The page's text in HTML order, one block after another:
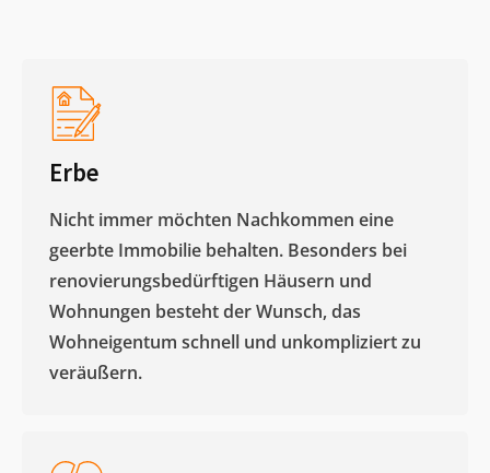
Erbe
Nicht immer möchten Nachkommen eine
geerbte Immobilie behalten. Besonders bei
renovierungsbedürftigen Häusern und
Wohnungen besteht der Wunsch, das
Wohneigentum schnell und unkompliziert zu
veräußern. ​